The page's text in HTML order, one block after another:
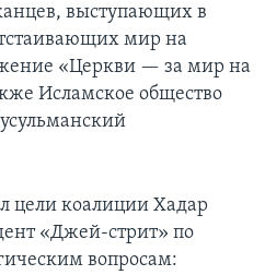
выступающих в
мир на
«Церкви — за мир на
Исламское общество
цели коалиции Хадар
«Джей-стрит» по
вопросам: